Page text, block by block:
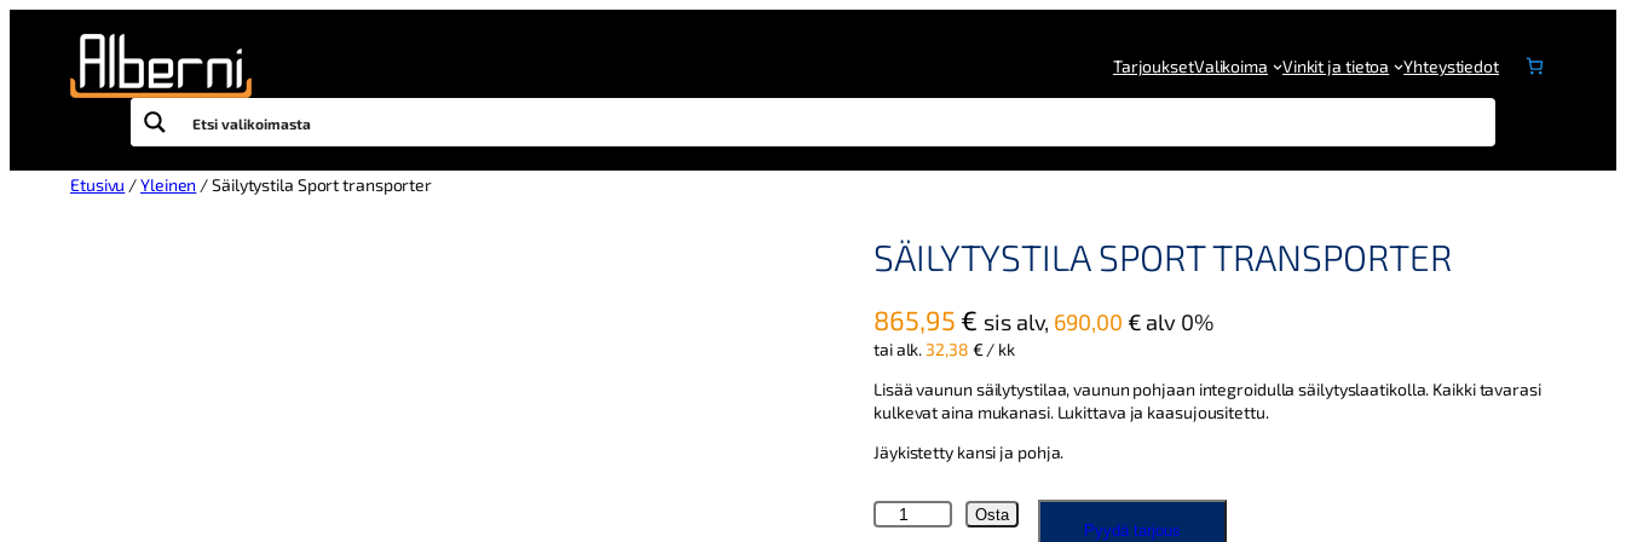
TarjouksetValikoima Vinkit ja tietoa Yhteystiedot
Etusivu /Yleinen / Säilytystila Sport transporter
SÄILYTYSTILA SPORT TRANSPORTER
865,95 € sis alv, 690,00 € alv 0%
tai alk. 32,38 € / kk
Lisää vaunun säilytystilaa, vaunun pohjaan integroidulla säilytyslaatikolla. Kaikki tavarasi
kulkevat aina mukanasi. Lukittava ja kaasujousitettu.
Jäykistetty kansi ja pohja.
S
ä
Osta
Pyydä tarjous